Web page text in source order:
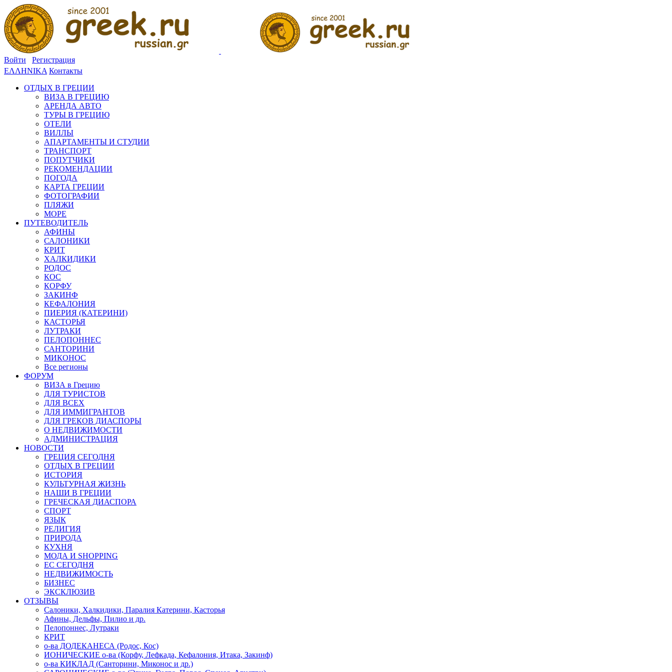
Войти
Регистрация
ΕΛΛΗΝΙΚΑ Контакты
ОТДЫХ В ГРЕЦИИ
ВИЗА В ГРЕЦИЮ
АРЕНДА АВТО
ТУРЫ В ГРЕЦИЮ
ОТЕЛИ
ВИЛЛЫ
АПАРТАМЕНТЫ И СТУДИИ
ТРАНСПОРТ
ПОПУТЧИКИ
РЕКОМЕНДАЦИИ
ПОГОДА
КАРТА ГРЕЦИИ
ФОТОГРАФИИ
ПЛЯЖИ
МОРЕ
ПУТЕВОДИТЕЛЬ
АФИНЫ
САЛОНИКИ
КРИТ
ХАЛКИДИКИ
РОДОС
КОС
КОРФУ
ЗАКИНФ
КЕФАЛОНИЯ
ПИЕРИЯ (КАТЕРИНИ)
КАСТОРЬЯ
ЛУТРАКИ
ПЕЛОПОННЕС
САНТОРИНИ
МИКОНОС
Все регионы
ФОРУМ
ВИЗА в Грецию
ДЛЯ ТУРИСТОВ
ДЛЯ ВСЕХ
ДЛЯ ИММИГРАНТОВ
ДЛЯ ГРЕКОВ ДИАСПОРЫ
О НЕДВИЖИМОСТИ
АДМИНИСТРАЦИЯ
НОВОСТИ
ГРЕЦИЯ СЕГОДНЯ
ОТДЫХ В ГРЕЦИИ
ИСТОРИЯ
КУЛЬТУРНАЯ ЖИЗНЬ
НАШИ В ГРЕЦИИ
ГРЕЧЕСКАЯ ДИАСПОРА
СПОРТ
ЯЗЫК
РЕЛИГИЯ
ПРИРОДА
КУХНЯ
МОДА И SHOPPING
ЕС СЕГОДНЯ
НЕДВИЖИМОСТЬ
БИЗНЕС
ЭКСКЛЮЗИВ
ОТЗЫВЫ
Салоники, Халкидики, Паралия Катерини, Касторья
Афины, Дельфы, Пилио и др.
Пелопоннес, Лутраки
КРИТ
о-ва ДОДЕКАНЕСА (Родос, Кос)
ИОНИЧЕСКИЕ о-ва (Корфу, Лефкада, Кефалония, Итака, Закинф)
о-ва КИКЛАД (Санторини, Миконос и др.)